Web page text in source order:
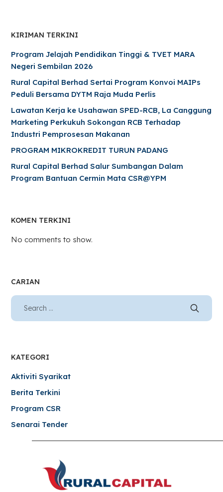
KIRIMAN TERKINI
Program Jelajah Pendidikan Tinggi & TVET MARA
Negeri Sembilan 2026
Rural Capital Berhad Sertai Program Konvoi MAIPs
Peduli Bersama DYTM Raja Muda Perlis
Lawatan Kerja ke Usahawan SPED-RCB, La Canggung
Marketing Perkukuh Sokongan RCB Terhadap
Industri Pemprosesan Makanan
PROGRAM MIKROKREDIT TURUN PADANG
Rural Capital Berhad Salur Sumbangan Dalam
Program Bantuan Cermin Mata CSR@YPM
KOMEN TERKINI
No comments to show.
CARIAN
KATEGORI
Aktiviti Syarikat
Berita Terkini
Program CSR
Senarai Tender